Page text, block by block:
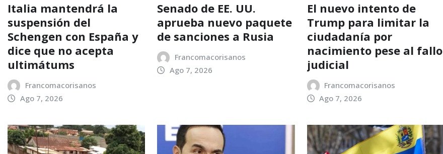
Italia mantendrá la
suspensión del
Schengen con España y
dice que no acepta
ultimátums
Francomacorisanos
Ago 7, 2026
Senado de EE. UU.
aprueba nuevo paquete
de sanciones a Rusia
Francomacorisanos
Ago 7, 2026
El nuevo intento de
Trump para limitar la
ciudadanía por
nacimiento pese al fallo
judicial
Francomacorisanos
Ago 7, 2026